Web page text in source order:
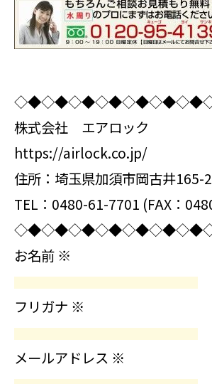
株式会社 エアロック
https://airlock.co.jp/
住所：埼玉県加須市岡古井165-2
TEL：0480-61-7701 (FAX：
お名前 ※
フリガナ ※
メールアドレス ※